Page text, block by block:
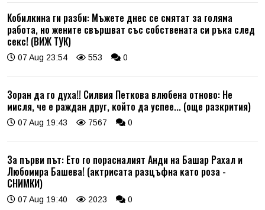
Кобилкина ги разби: Мъжете днес се смятат за голяма
работа, но жените свършват със собствената си ръка след
секс! (ВИЖ ТУК)
07 Aug 23:54 553 0
Зоран да го духа!! Силвия Петкова влюбена отново: Не
мисля, че е раждан друг, който да успее... (още разкрития)
07 Aug 19:43 7567 0
За първи път: Ето го порасналият Анди на Башар Рахал и
Любомира Башева! (актрисата разцъфна като роза -
СНИМКИ)
07 Aug 19:40 2023 0